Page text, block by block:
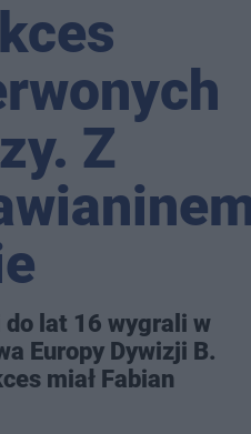
Z
lat 16 wygrali w
Europy Dywizji B.
miał Fabian